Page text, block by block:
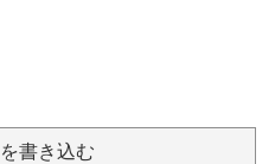
書き込む